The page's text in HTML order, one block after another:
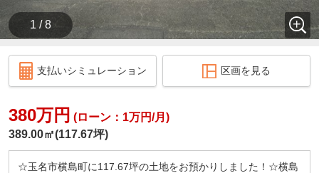
1 / 8
支払いシミュレーション 区画を見る
380万円 (ローン：1万円/月)
389.00㎡(117.67坪)
☆玉名市横島町に117.67坪の土地をお預かりしました！☆横島